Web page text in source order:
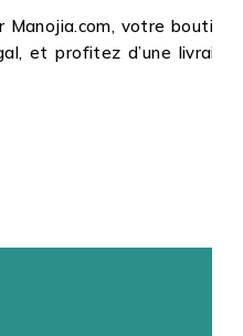
Manojia.com, votre boutique
et profitez d’une livraison